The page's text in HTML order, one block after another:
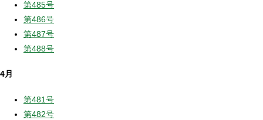
第485号
第486号
第487号
第488号
4月
第481号
第482号